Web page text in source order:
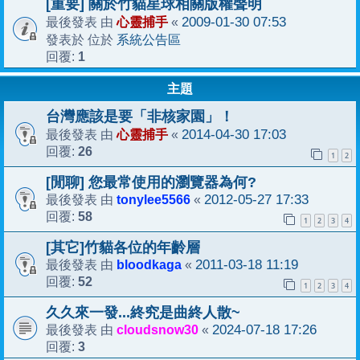
[重要] 關於竹貓星球相關版權聲明
最後發表 由心靈捕手 « 2009-01-30 07:53
發表於 位於 系統公告區
回覆: 1
主題
台灣應該是要「非核家園」！
最後發表 由心靈捕手 « 2014-04-30 17:03
回覆: 26 1 2
[閒聊] 您最常使用的瀏覽器為何?
最後發表 由 tonylee5566 « 2012-05-27 17:33
回覆: 58 1 2 3 4
[其它]竹貓各位的年齡層
最後發表 由 bloodkaga « 2011-03-18 11:19
回覆: 52 1 2 3 4
久久來一發...終究是曲終人散~
最後發表 由 cloudsnow30 « 2024-07-18 17:26
回覆: 3